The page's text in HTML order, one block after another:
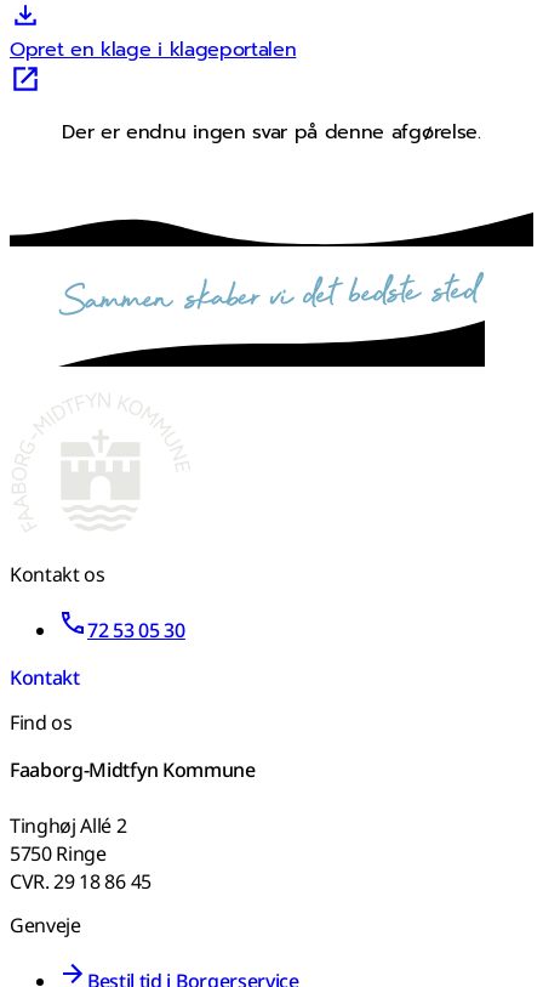
Opret en klage i klageportalen
Der er endnu ingen svar på denne afgørelse.
sammen skaber vi det bedste sted
Kontakt os
72 53 05 30
Kontakt
Find os
Faaborg-Midtfyn Kommune
Tinghøj Allé 2
5750 Ringe
CVR. 29 18 86 45
Genveje
Bestil tid i Borgerservice